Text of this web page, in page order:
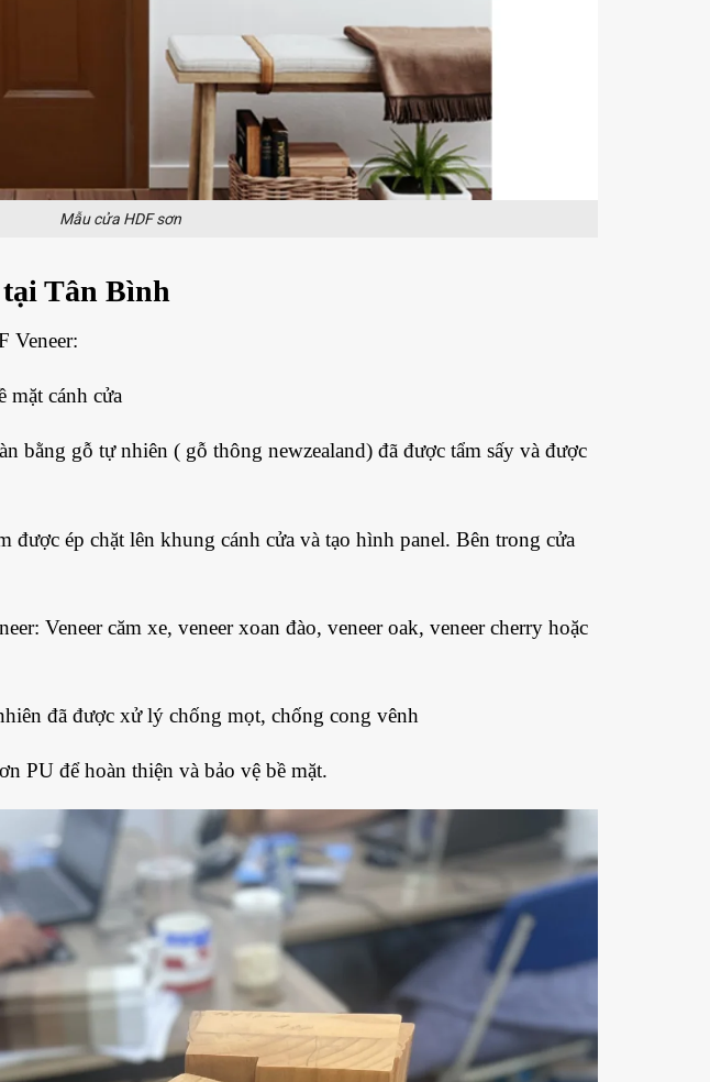
Mẫu cửa HDF sơn
tại Tân Bình
Veneer:
mặt cánh cửa
bằng gỗ tự nhiên ( gỗ thông newzealand) đã được tẩm sấy và được
được ép chặt lên khung cánh cửa và tạo hình panel. Bên trong cửa
Veneer căm xe, veneer xoan đào, veneer oak, veneer cherry hoặc
đã được xử lý chống mọt, chống cong vênh
PU để hoàn thiện và bảo vệ bề mặt.